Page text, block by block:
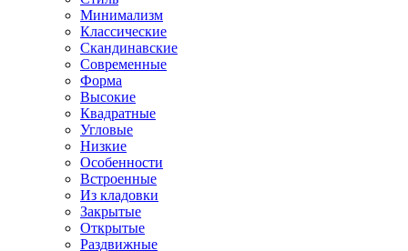
Минимализм
Классические
Скандинавские
Современные
Форма
Высокие
Квадратные
Угловые
Низкие
Особенности
Встроенные
Из кладовки
Закрытые
Открытые
Раздвижные